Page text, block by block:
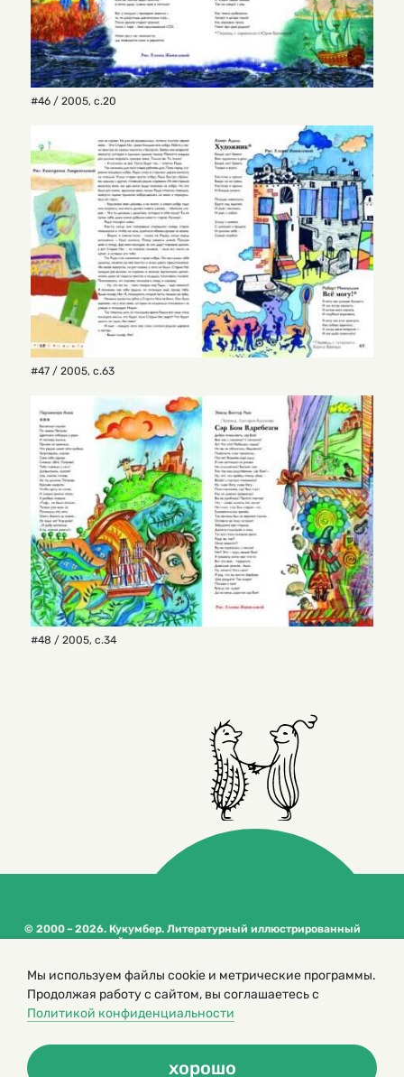
#46 / 2005, с.20
#47 / 2005, с.63
#48 / 2005, с.34
© 2000 – 2026. Кукумбер. Литературный иллюстрированный
журнал для детей
сайта
Политика конфиденциальности
Мы используем файлы cookie и метрические программы.
Продолжая работу с сайтом, вы соглашаетесь с
Политикой конфиденциальности
хорошо